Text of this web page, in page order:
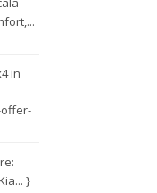
in
}